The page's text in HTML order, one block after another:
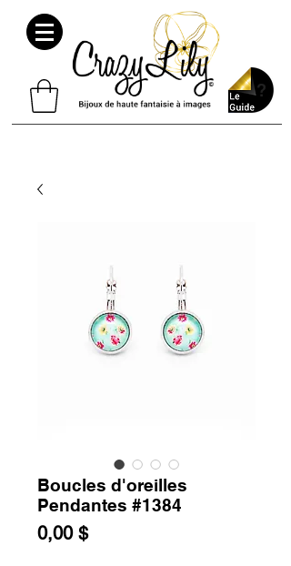
Boucles d'oreilles
Pendantes #1384
0,00 $Prix